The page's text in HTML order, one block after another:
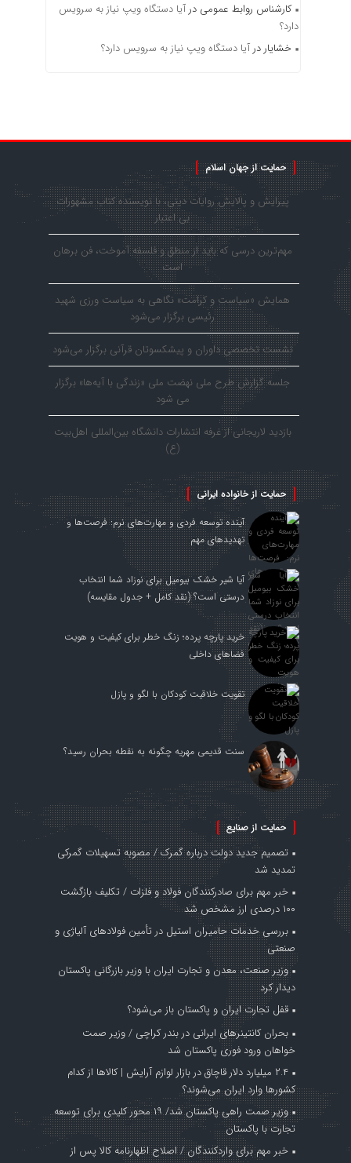
کارشناس روابط عمومی در آیا دستگاه ویپ نیاز به سرویس
دارد؟
خشایار در آیا دستگاه ویپ نیاز به سرویس دارد؟
حمایت از جهان اسلام
پیرایش و پالایش روایات دینی، با نویسنده کتاب مشهورات
بی اعتبار
مهم‌ترین درسی که باید از منطق و فلسفه آموخت، فن برهان
است
همایش «سیاست و کرامت» نگاهی به سیاست ورزی شهید
رئیسی برگزار می‌شود
نشست تخصصی داوران و پیشکسوتان قرآنی برگزار می‌شود
جلسه گزارش طرح ملی نهضت ملی «زندگی با آیه‌ها» برگزار
می شود
بازدید لاریجانی از غرفه انتشارات دانشگاه بین‌المللی اهل‌بیت
(ع)
حمایت از خانواده ایرانی
آینده توسعه فردی و مهارت‌های نرم: فرصت‌ها و
تهدیدهای مهم
آیا شیر خشک بیومیل برای نوزاد شما انتخاب
درستی است؟ (نقد کامل + جدول مقایسه)
خرید پارچه پرده؛ زنگ خطر برای کیفیت و هویت
فضاهای داخلی
تقویت خلاقیت کودکان با لگو و پازل
سنت قدیمی مهریه چگونه به نقطه بحران رسید؟
حمایت از صنایع
تصمیم جدید دولت درباره گمرک / مصوبه تسهیلات گمرکی
تمدید شد
خبر مهم برای صادرکنندگان فولاد و فلزات / تکلیف بازگشت
۱۰۰ درصدی ارز مشخص شد
بررسی خدمات حامیران استیل در تأمین فولادهای آلیاژی و
صنعتی
وزیر صنعت، معدن و تجارت ایران با وزیر بازرگانی پاکستان
دیدار کرد
قفل تجارت ایران و پاکستان باز می‌شود؟
بحران کانتینر‌های ایرانی در بندر کراچی / وزیر صمت
خواهان ورود فوری پاکستان شد
۲.۴ میلیارد دلار قاچاق در بازار لوازم آرایش | کالاها از کدام
کشورها وارد ایران می‌شوند؟
وزیر صمت راهی پاکستان شد/ ۱۹ محور کلیدی برای توسعه
تجارت با پاکستان
خبر مهم برای واردکنندگان / اصلاح اظهارنامه کالا پس از